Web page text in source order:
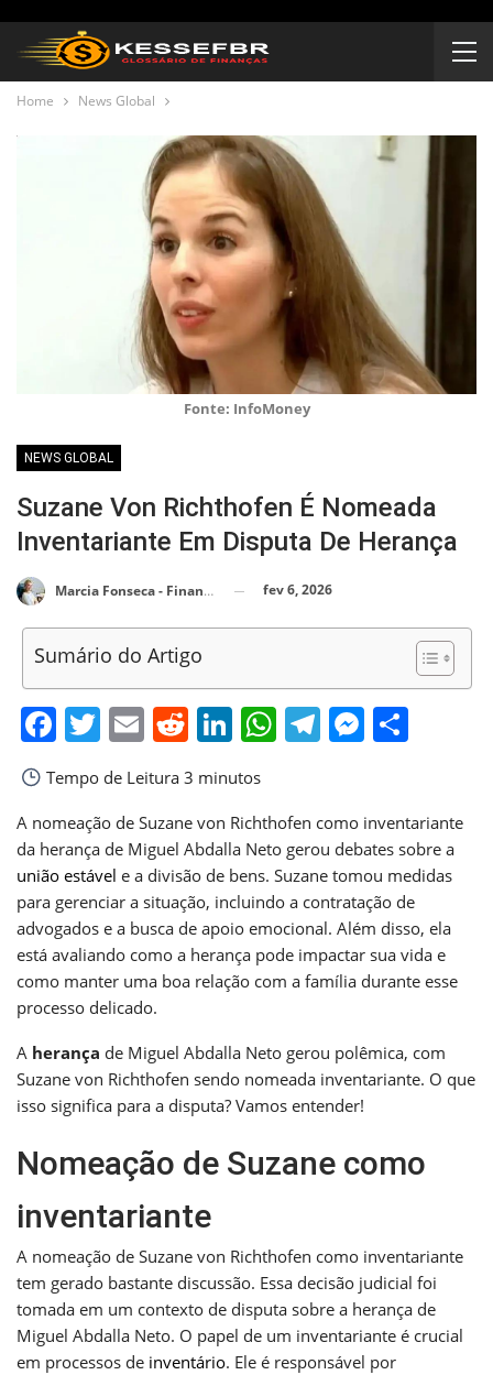
Home News Global
Fonte: InfoMoney
NEWS GLOBAL
Suzane Von Richthofen É Nomeada
Inventariante Em Disputa De Herança
Marcia Fonseca - Financial Consultant fev 6, 2026
Sumário do Artigo
Facebook
Twitter
EmailReddit
LinkedIn
WhatsApp
Telegram
Tempo de Leitura 3 minutos
A nomeação de Suzane von Richthofen como inventariante
da herança de Miguel Abdalla Neto gerou debates sobre a
união estável e a divisão de bens. Suzane tomou medidas
para gerenciar a situação, incluindo a contratação de
advogados e a busca de apoio emocional. Além disso, ela
está avaliando como a herança pode impactar sua vida e
como manter uma boa relação com a família durante esse
processo delicado.
A herança de Miguel Abdalla Neto gerou polêmica, com
Suzane von Richthofen sendo nomeada inventariante. O que
isso significa para a disputa? Vamos entender!
Nomeação de Suzane como
inventariante
A nomeação de Suzane von Richthofen como inventariante
tem gerado bastante discussão. Essa decisão judicial foi
tomada em um contexto de disputa sobre a herança de
Miguel Abdalla Neto. O papel de um inventariante é crucial
em processos de inventário. Ele é responsável por